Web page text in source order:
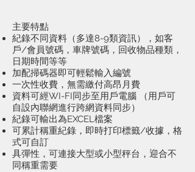
主要特點
紀錄不同資料（多達8-9類資訊），如客
戶/會員號碼，車牌號碼，回收物品種類，
日期時間等等
​加配掃碼器即可輕鬆輸入編號
一次性收費，無需繳付高昂月費
資料可經WI-FI同步至用戶電腦 （用戶可
自設內聯網進行跨網資料同步）
紀錄可輸出為EXCEL檔案
可累計稱重紀錄，即時打印標籤/收據，格
式可自訂
​具彈性，可連接大型或小型秤台，迎合不
同稱重需要